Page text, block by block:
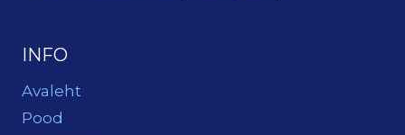
INFO
Avaleht
Pood